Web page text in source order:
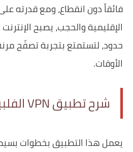
فائقاً دون انقطاع، ومع قدرته
الإقليمية والحجب، يصبح
حدود، لتستمتع بتجربة تصفّح
الأوقات.
شرح تطبيق VPN الفلبين
يعمل هذا التطبيق بخطوات